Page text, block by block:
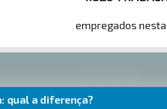
empregados
qual a diferença?